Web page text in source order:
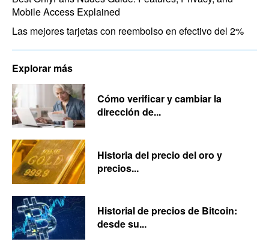
Mobile Access Explained
Las mejores tarjetas con reembolso en efectivo del 2%
Explorar más
Cómo verificar y cambiar la
dirección de...
Historia del precio del oro y
precios...
Historial de precios de Bitcoin:
desde su...